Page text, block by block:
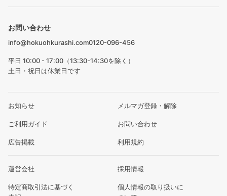
お問い合わせ
info@hokuohkurashi.com0120-096-456
平日 10:00 - 17:00（13:30-14:30を除く）
土日・祝日は休業日です
お知らせ メルマガ登録・解除
ご利用ガイド お問い合わせ
広告掲載 利用規約
運営会社 採用情報
特定商取引法に基づく
個人情報の取り扱いに